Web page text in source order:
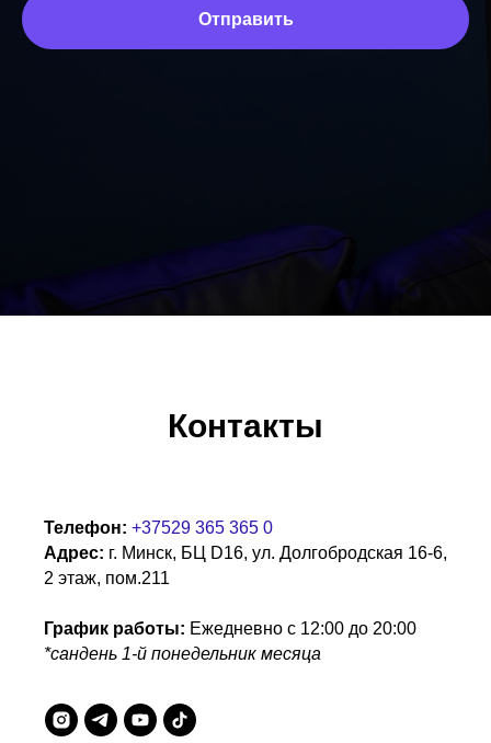
Отправить
Контакты
Телефон: +37529 365 365 0
Адрес: г. Минск, БЦ D16, ул. Долгобродская 16-6,
2 этаж, пом.211
График работы: Ежедневно с 12:00 до 20:00
*сандень 1-й понедельник месяца